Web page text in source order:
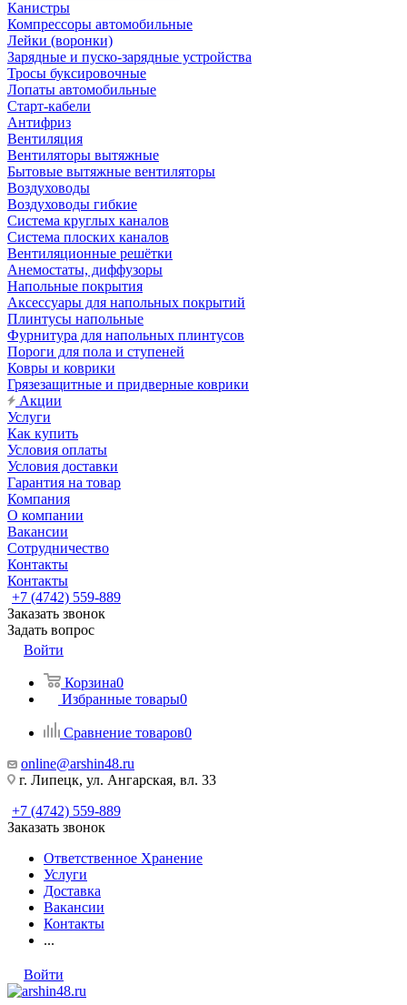
Канистры
Компрессоры автомобильные
Лейки (воронки)
Зарядные и пуско-зарядные устройства
Тросы буксировочные
Лопаты автомобильные
Старт-кабели
Антифриз
Вентиляция
Вентиляторы вытяжные
Бытовые вытяжные вентиляторы
Воздуховоды
Воздуховоды гибкие
Система круглых каналов
Система плоских каналов
Вентиляционные решётки
Анемостаты, диффузоры
Напольные покрытия
Аксессуары для напольных покрытий
Плинтусы напольные
Фурнитура для напольных плинтусов
Пороги для пола и ступеней
Ковры и коврики
Грязезащитные и придверные коврики
Акции
Услуги
Как купить
Условия оплаты
Условия доставки
Гарантия на товар
Компания
О компании
Вакансии
Сотрудничество
Контакты
Контакты
+7 (4742) 559-889
Заказать звонок
Задать вопрос
Войти
Корзина0
Избранные товары0
Сравнение товаров0
online@arshin48.ru
г. Липецк, ул. Ангарская, вл. 33
+7 (4742) 559-889
Заказать звонок
Ответственное Хранение
Услуги
Доставка
Вакансии
Контакты
...
Войти